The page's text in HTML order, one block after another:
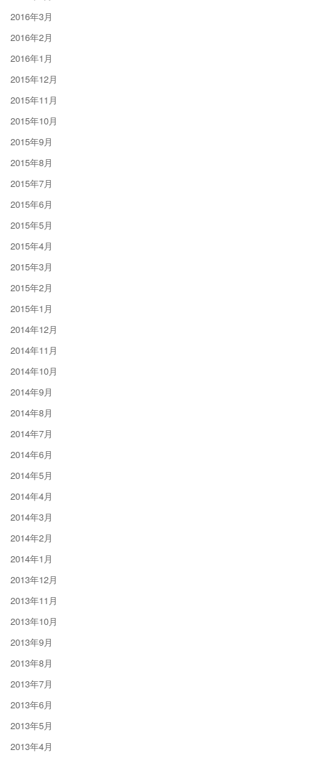
2016年3月
2016年2月
2016年1月
2015年12月
2015年11月
2015年10月
2015年9月
2015年8月
2015年7月
2015年6月
2015年5月
2015年4月
2015年3月
2015年2月
2015年1月
2014年12月
2014年11月
2014年10月
2014年9月
2014年8月
2014年7月
2014年6月
2014年5月
2014年4月
2014年3月
2014年2月
2014年1月
2013年12月
2013年11月
2013年10月
2013年9月
2013年8月
2013年7月
2013年6月
2013年5月
2013年4月